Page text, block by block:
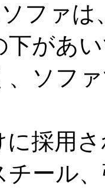
ソファ
下があ
、ソフ
に採用
チール